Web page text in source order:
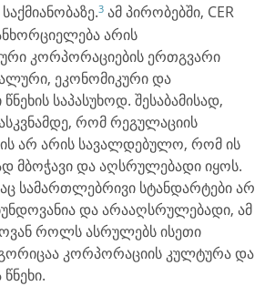
3 ამ პირობებში, CER
არის
კორპორაციების ერთგვარი
ეკონომიკური და
საპასუხოდ. შესაბამისად,
რომ რეგულაციის
არ არის სავალდებულო, რომ ის
მბოჭავი და აღსრულებადი იყოს.
სამართლებრივი სტანდარტები არ
და არააღსრულებადი, ამ
როლს ასრულებს ისეთი
კორპორაციის კულტურა და